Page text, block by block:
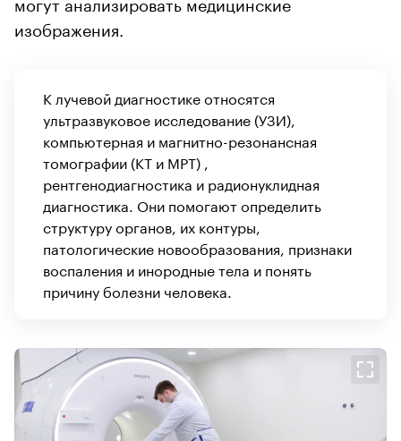
изображения.
К лучевой диагностике относятся
ультразвуковое исследование (УЗИ),
компьютерная и магнитно-резонансная
томографии (КТ и МРТ) ,
рентгенодиагностика и радионуклидная
диагностика. Они помогают определить
структуру органов, их контуры,
патологические новообразования, признаки
воспаления и инородные тела и понять
причину болезни человека.